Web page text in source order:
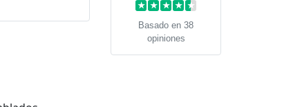
★ ★ ★ ★ ★
Basado en 38
opiniones